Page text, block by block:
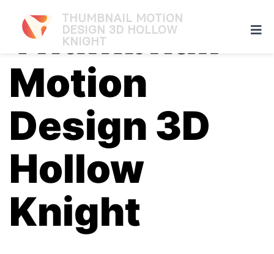
THUMBNAIL MOTION
DESIGN 3D HOLLOW
KNIGHT
Thumbnail
Motion
Design 3D
Hollow
Knight